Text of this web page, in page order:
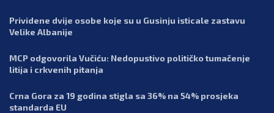
Prividene dvije osobe koje su u Gusinju isticale zastavu
Velike Albanije
MCP odgovorila Vučiću: Nedopustivo političko tumačenje
litija i crkvenih pitanja
Crna Gora za 19 godina stigla sa 36% na 54% prosjeka
standarda EU